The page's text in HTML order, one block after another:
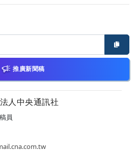
推廣新聞稿
人中央通訊社
員